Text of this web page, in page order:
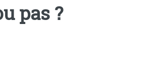
pas ?